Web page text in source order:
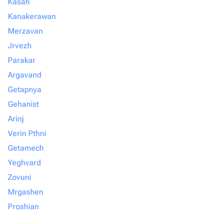
Kanakerawan
Merzavan
Jrvezh
Parakar
Argavand
Getapnya
Gehanist
Arinj
Verin Pthni
Getamech
Yeghvard
Zovuni
Mrgashen
Proshian